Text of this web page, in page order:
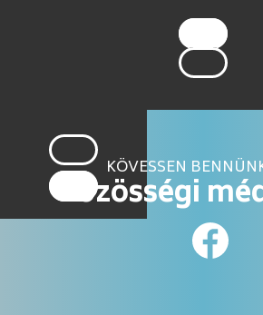
KÖVESSEN
közösségi